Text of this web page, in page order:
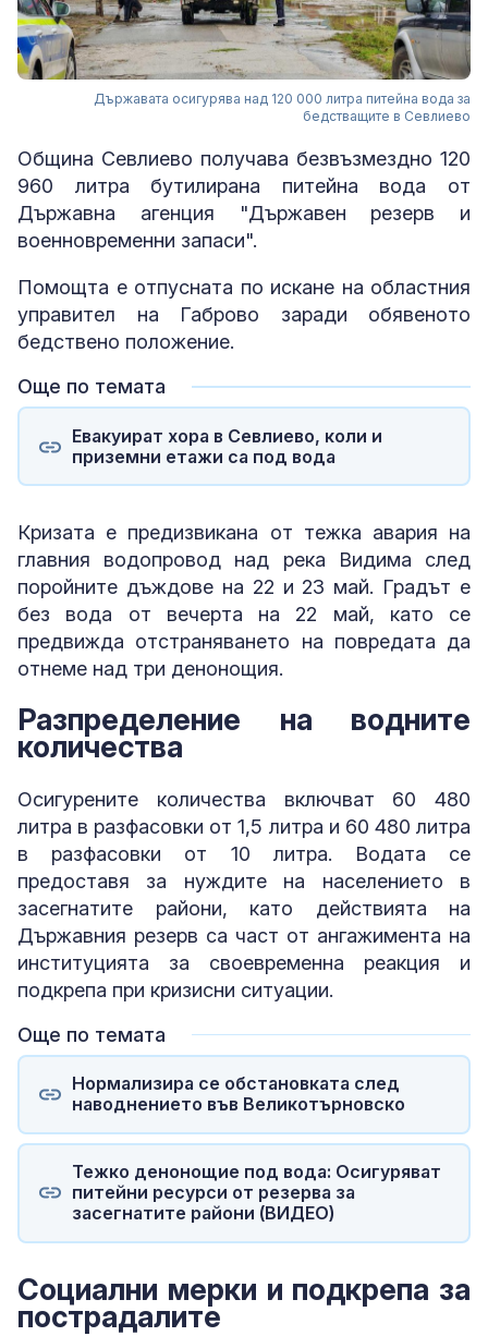
Държавата осигурява над 120 000 литра питейна вода за
бедстващите в Севлиево
Община Севлиево получава безвъзмездно 120
960 литра бутилирана питейна вода от
Държавна агенция "Държавен резерв и
военновременни запаси".
Помощта е отпусната по искане на областния
управител на Габрово заради обявеното
бедствено положение.
Още по темата
Евакуират хора в Севлиево, коли и
приземни етажи са под вода
Кризата е предизвикана от тежка авария на
главния водопровод над река Видима след
поройните дъждове на 22 и 23 май. Градът е
без вода от вечерта на 22 май, като се
предвижда отстраняването на повредата да
отнеме над три денонощия.
Разпределение на водните
количества
Осигурените количества включват 60 480
литра в разфасовки от 1,5 литра и 60 480 литра
в разфасовки от 10 литра. Водата се
предоставя за нуждите на населението в
засегнатите райони, като действията на
Държавния резерв са част от ангажимента на
институцията за своевременна реакция и
подкрепа при кризисни ситуации.
Още по темата
Нормализира се обстановката след
наводнението във Великотърновско
Тежко денонощие под вода: Осигуряват
питейни ресурси от резерва за
засегнатите райони (ВИДЕО)
Социални мерки и подкрепа за
пострадалите